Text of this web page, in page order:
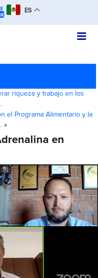
ES
riqueza y trabajo en los
el Programa Alimentario y la
»
en